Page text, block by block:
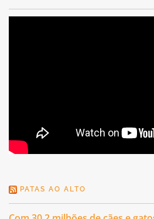
PATAS AO ALTO